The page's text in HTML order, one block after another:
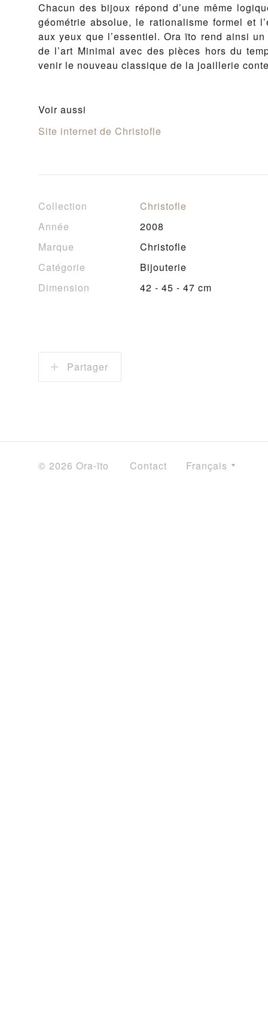
Cha­cun des bi­joux répond d’une même
géométrie ab­solue, le ra­tio­n­al­isme formel et
aux yeux que l’es­sen­tiel. Ora ïto rend ain­si
de l’art Min­i­mal avec des pièces hors du
venir le nou­veau clas­sique de la joail­lerie
Voir aussi
Site internet de Christofle
Collection
Christofle
Année
2008
Marque
Christofle
Catégorie
Bijouterie
Dimension
42 - 45 - 47 cm
Partager
© 2026 Ora-ïto Contact Français